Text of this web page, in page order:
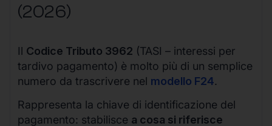
(2026)
Il Codice Tributo 3962 (TASI – interessi per
tardivo pagamento) è molto più di un semplice
numero da trascrivere nel modello F24.
Rappresenta la chiave di identificazione del
pagamento: stabilisce a cosa si riferisce